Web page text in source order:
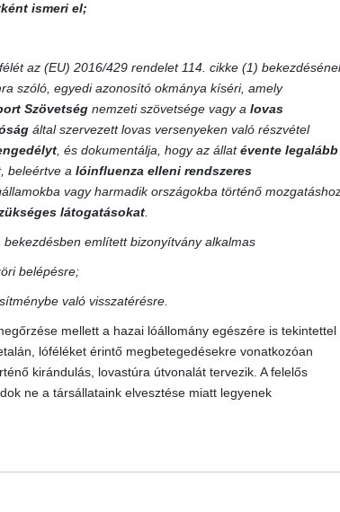
ismeri el;
az (EU) 2016/429 rendelet 114. cikke (1)
szóló, egyedi azonosító okmánya kíséri, amely
Szövetségnemzeti szövetsége vagy a lovas
által szervezett lovas versenyeken való részvétel
, és dokumentálja, hogy az állatévente legalább
beleértve a lóinfluenza elleni rendszeres
vagy harmadik országokba történő
látogatásokat.
említett bizonyítvány alkalmas
belépésre;
való visszatérésre.
mellett a hazai lóállomány egészére is tekintettel
lóféléket érintő megbetegedésekre vonatkozóan
kirándulás, lovastúra útvonalát tervezik. A felelős
ne a társállataink elvesztése miatt legyenek